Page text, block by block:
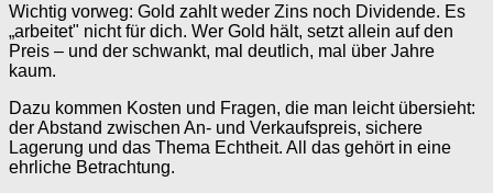
Wichtig vorweg: Gold zahlt weder Zins noch Dividende. Es
„arbeitet" nicht für dich. Wer Gold hält, setzt allein auf den
Preis – und der schwankt, mal deutlich, mal über Jahre
kaum.
Dazu kommen Kosten und Fragen, die man leicht übersieht:
der Abstand zwischen An- und Verkaufspreis, sichere
Lagerung und das Thema Echtheit. All das gehört in eine
ehrliche Betrachtung.